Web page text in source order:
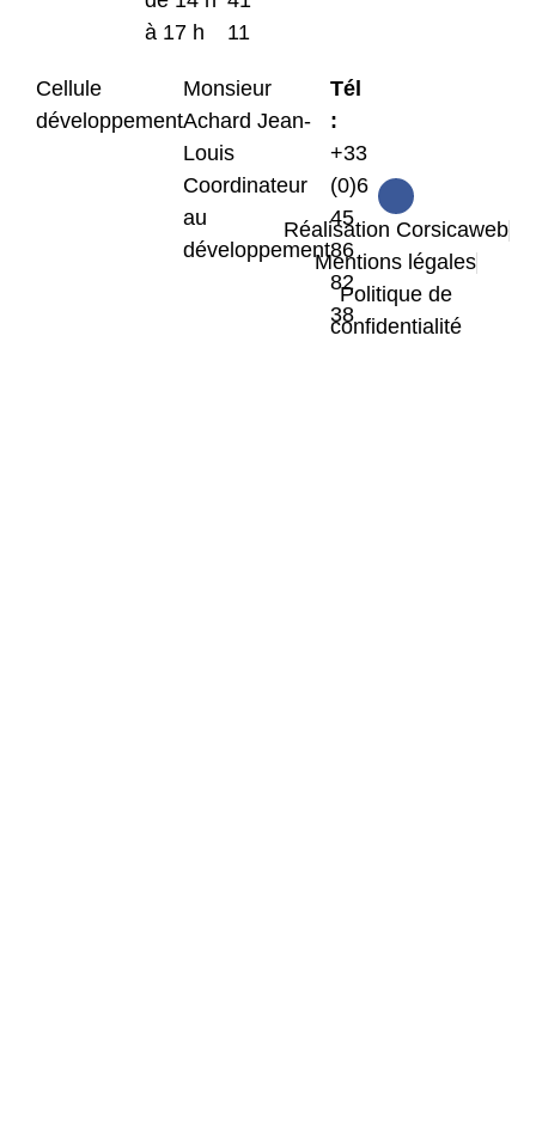
à 17 h
11
Cellule
développement
Monsieur
Achard Jean-
Louis
Coordinateur
au
développement
Tél
:
+33
(0)6
45
86
82
38
Réalisation Corsicaweb
Mentions légales
Politique de
confidentialité